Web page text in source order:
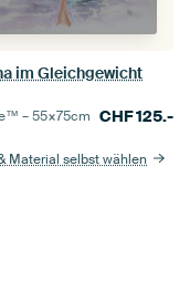
im Gleichgewicht
–55×75cm CHF125.-
Material selbst wählen